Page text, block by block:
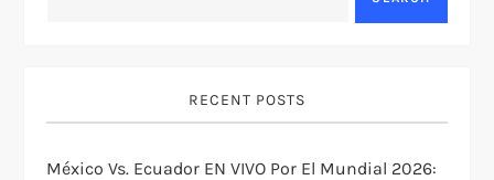
a
RECENT POSTS
México Vs. Ecuador EN VIVO Por El Mundial 2026: